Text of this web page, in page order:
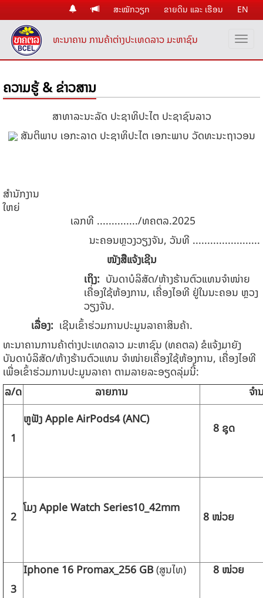
ສະໝັກວຽກ ຂາຍດິນ ແລະ ເຮືອນ EN
ທະນາຄານ ການຄ້າຕ່າງປະເທດລາວ ມະຫາຊົນ
ຄວາມຮູ້ & ຂ່າວສານ
ສາທາລະນະ​ລັດ ປະຊາທິປະ​ໄຕ ປະຊາຊົນ​ລາວ
ສັນຕິພາ​ບ ​ເອກະລາດ ປະຊາທິປະ​ໄຕ ​ເອກະພາບ ວັດທະນະ​ຖາວອນ
ສຳນັກງານ
ໃຫຍ່
ເລກທີ ............../ທຄຕລ.2025
ນະຄອນຫຼວງວຽງຈັນ, ວັນທີ .......................
ໜັງສືແຈ້ງເຊີນ
ເຖິງ: ບັນດາບໍລິສັດ/ຫ້າງຮ້ານຕົວແທນຈໍາໜ່າຍ
ເຄື່ອງໃຊ້ຫ້ອງການ, ເຄື່ອງໄອທີ ຢູ່ໃນນະຄອນ ຫຼວງ
ວຽງຈັນ.
ເລື່ອງ: ​​​ ​​​ເຊີນເຂົ້າຮ່ວມການປະມູນລາຄາສິນຄ້າ.
ທະນາຄານການຄ້າຕ່າງປະເທດລາວ ມະຫາຊົນ (ທຄຕລ) ຂໍ​​​ແຈ້ງມາຍັງ
ບັນດາບໍລິສັດ/ຫ້າງຮ້ານຕົວແທນ ຈໍາໜ່າຍເຄື່ອງໃຊ້ຫ້ອງການ, ເຄື່ອງໄອທີ
ເພື່ອເຂົ້າຮ່ວມການປະມູນລາຄາ ຕາມລາຍລະອຽດລຸ່ມນີ້:
ລ/ດ
ລາຍການ ຈ
1
ຫູຟັງApple AirPods4 (ANC)
8 ຊຸດ
2
ໂມງApple Watch Series10_42mm
8 ໜ່ວຍ
3
Iphone 16 Promax_256 GB(ສູນໄທ) 8 ໜ່ວຍ